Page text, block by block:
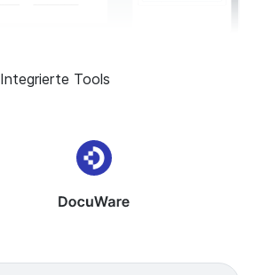
Integrierte Tools